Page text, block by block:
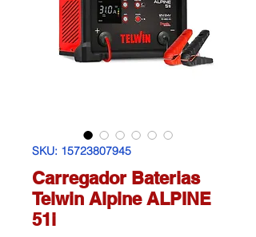
SKU: 15723807945
Carregador Baterias
Telwin Alpine ALPINE
51i